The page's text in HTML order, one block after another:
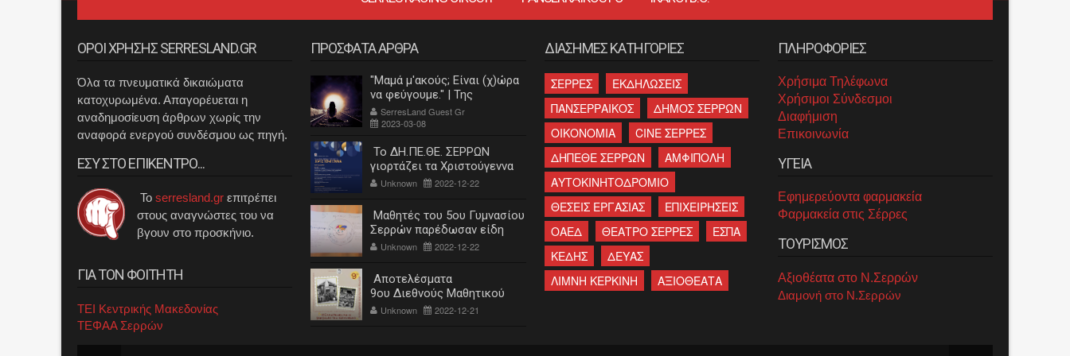
ΟΡΟΙ ΧΡΗΣΗΣ SERRESLAND.GR
Όλα τα πνευματικά δικαιώματα
κατοχυρωμένα. Απαγορέυεται η
αναδημοσίευση άρθρων χωρίς την
αναφορά ενεργού συνδέσμου ως πηγή.
ΕΣΥ ΣΤΟ ΕΠΙΚΕΝΤΡΟ...
Το serresland.gr επιτρέπει
στους αναγνώστες του να
βγουν στο προσκήνιο.
ΓΙΑ ΤΟΝ ΦΟΙΤΗΤΗ
ΤΕΙ Κεντρικής Μακεδονίας
ΤΕΦΑΑ Σερρών
ΠΡΟΣΦΑΤΑ ΑΡΘΡΑ
"Μαμά μ'ακούς; Είναι (χ)ώρα
να φεύγουμε." | Της
Κατερίνας Λεβαντή
SerresLand Guest Gr
2023-03-08
Το ΔΗ.ΠΕ.ΘΕ. ΣΕΡΡΩΝ
γιορτάζει τα Χριστούγεννα
Unknown 2022-12-22
Μαθητές του 5ου Γυμνασίου
Σερρών παρέδωσαν είδη
πρώτης ανάγκης στο
Unknown 2022-12-22
Αποτελέσματα
9ου Διεθνούς Μαθητικού
Διαγωνισμού «Η Εκπαίδευση
Unknown 2022-12-21
ΔΙΑΣΗΜΕΣ ΚΑΤΗΓΟΡΙΕΣ
ΣΕΡΡΕΣ
ΕΚΔΗΛΩΣΕΙΣ
ΠΑΝΣΕΡΡΑΙΚΟΣ
ΔΗΜΟΣ ΣΕΡΡΩΝ
ΟΙΚΟΝΟΜΙΑ
CINE ΣΕΡΡΕΣ
ΔΗΠΕΘΕ ΣΕΡΡΩΝ
ΑΜΦΙΠΟΛΗ
ΑΥΤΟΚΙΝΗΤΟΔΡΟΜΙΟ
ΘΕΣΕΙΣ ΕΡΓΑΣΙΑΣ
ΕΠΙΧΕΙΡΗΣΕΙΣ
ΟΑΕΔ
ΘΕΑΤΡΟ ΣΕΡΡΕΣ
ΕΣΠΑ
ΚΕΔΗΣ
ΔΕΥΑΣ
ΛΙΜΝΗ ΚΕΡΚΙΝΗ
ΑΞΙΟΘΕΑΤΑ
ΠΛΗΡΟΦΟΡΙΕΣ
Χρήσιμα Τηλέφωνα
Χρήσιμοι Σύνδεσμοι
Διαφήμιση
Επικοινωνία
ΥΓΕΙΑ
Εφημερεύοντα φαρμακεία
Φαρμακεία στις Σέρρες
ΤΟΥΡΙΣΜΟΣ
Αξιοθέατα στο Ν.Σερρών
Διαμονή στο Ν.Σερρών